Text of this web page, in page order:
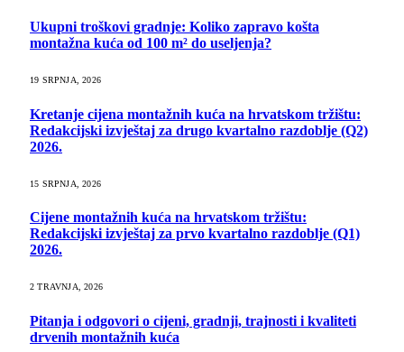
Ukupni troškovi gradnje: Koliko zapravo košta
montažna kuća od 100 m² do useljenja?
19 SRPNJA, 2026
Kretanje cijena montažnih kuća na hrvatskom tržištu:
Redakcijski izvještaj za drugo kvartalno razdoblje (Q2)
2026.
15 SRPNJA, 2026
Cijene montažnih kuća na hrvatskom tržištu:
Redakcijski izvještaj za prvo kvartalno razdoblje (Q1)
2026.
2 TRAVNJA, 2026
Pitanja i odgovori o cijeni, gradnji, trajnosti i kvaliteti
drvenih montažnih kuća